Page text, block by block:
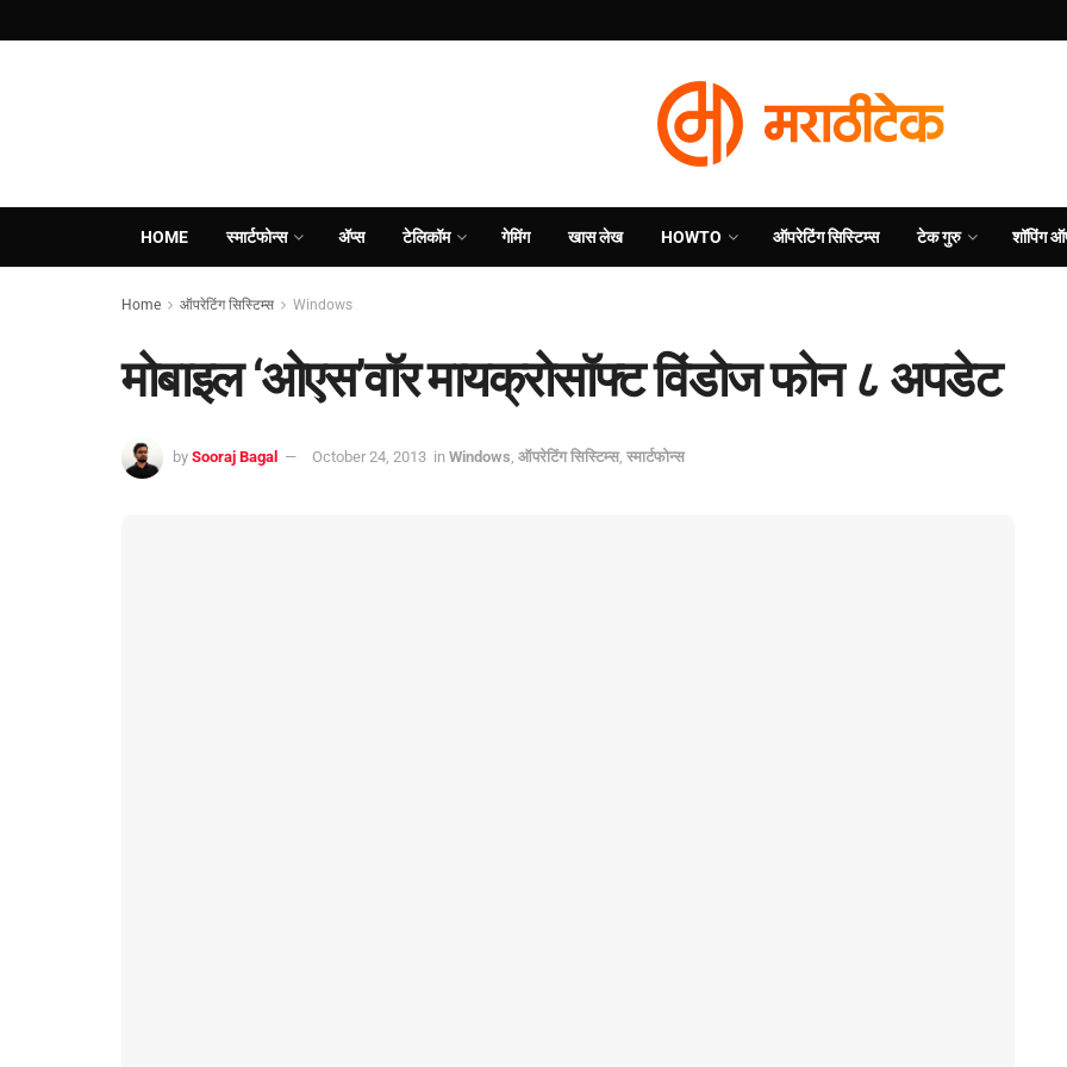
HOME स्मार्टफोन्स ॲप्स टेलिकॉम गेमिंग खास लेख HOWTO ऑपरेटिंग सिस्टिम्स टेक गुरु शॉपिंग
Home ऑपरेटिंग सिस्टिम्स Windows
मोबाइल ‘ओएस’वॉर मायक्रोसॉफ्ट विंडोज फोन ८ अपडेट
by Sooraj Bagal October 24, 2013 in Windows ऑपरेटिंग सिस्टिम्स, स्मार्टफोन्स